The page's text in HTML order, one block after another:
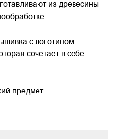
из древесины
с логотипом
сочетает в себе
предмет